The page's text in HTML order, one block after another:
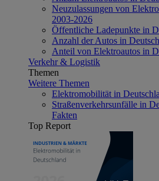
Neuzulassungen von
2003-2026
Öffentliche Ladepunkte in
Anzahl der Autos in
Anteil von Elektroautos in
Verkehr & Logistik
Themen
Weitere Themen
Elektromobilität in
Straßenverkehrsunfälle in
Fakten
Top Report